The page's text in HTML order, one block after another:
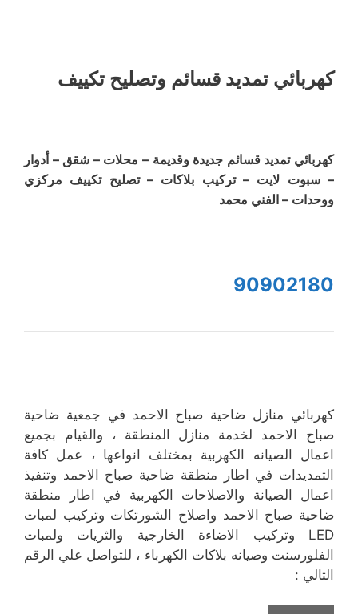
كهربائي تمديد قسائم وتصليح تكييف
كهربائي تمديد قسائم جديدة وقديمة – محلات – شقق – أدوار
– سبوت لايت – تركيب بلاكات – تصليح تكييف مركزي
ووحدات – الفني محمد
90902180
كهربائي منازل ضاحية صباح الاحمد في جمعية ضاحية
صباح الاحمد لخدمة منازل المنطقة ، والقيام بجميع
اعمال الصيانه الكهربية بمختلف انواعها ، عمل كافة
التمديدات في اطار منطقة ضاحية صباح الاحمد وتنفيذ
اعمال الصيانة والاصلاحات الكهربية في اطار منطقة
ضاحية صباح الاحمد واصلاح الشورتكات وتركيب لمبات
LED وتركيب الاضاءة الخارجية والثريات ولمبات
الفلورسنت وصيانه بلاكات الكهرباء ، للتواصل علي الرقم
التالي :